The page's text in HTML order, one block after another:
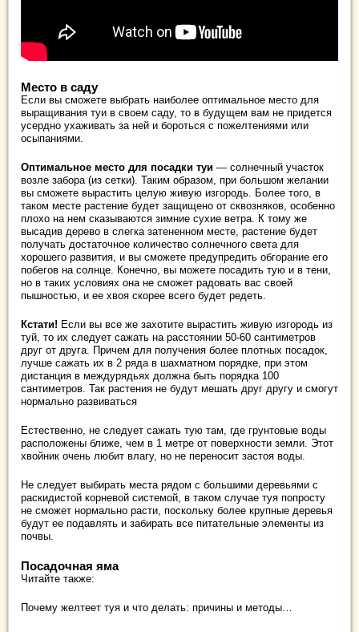
Место в саду
Если вы сможете выбрать наиболее оптимальное место для
выращивания туи в своем саду, то в будущем вам не придется
усердно ухаживать за ней и бороться с пожелтениями или
осыпаниями.
Оптимальное место для посадки туи — солнечный участок
возле забора (из сетки). Таким образом, при большом желании
вы сможете вырастить целую живую изгородь. Более того, в
таком месте растение будет защищено от сквозняков, особенно
плохо на нем сказываются зимние сухие ветра. К тому же
высадив дерево в слегка затененном месте, растение будет
получать достаточное количество солнечного света для
хорошего развития, и вы сможете предупредить обгорание его
побегов на солнце. Конечно, вы можете посадить тую и в тени,
но в таких условиях она не сможет радовать вас своей
пышностью, и ее хвоя скорее всего будет редеть.
Кстати! Если вы все же захотите вырастить живую изгородь из
туй, то их следует сажать на расстоянии 50-60 сантиметров
друг от друга. Причем для получения более плотных посадок,
лучше сажать их в 2 ряда в шахматном порядке, при этом
дистанция в междурядьях должна быть порядка 100
сантиметров. Так растения не будут мешать друг другу и смогут
нормально развиваться
Естественно, не следует сажать тую там, где грунтовые воды
расположены ближе, чем в 1 метре от поверхности земли. Этот
хвойник очень любит влагу, но не переносит застоя воды.
Не следует выбирать места рядом с большими деревьями с
раскидистой корневой системой, в таком случае туя попросту
не сможет нормально расти, поскольку более крупные деревья
будут ее подавлять и забирать все питательные элементы из
почвы.
Посадочная яма
Читайте также:
Почему желтеет туя и что делать: причины и методы…